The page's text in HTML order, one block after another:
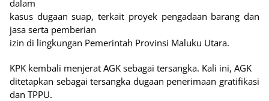
dalam
kasus dugaan suap, terkait proyek pengadaan barang dan
jasa serta pemberian
izin di lingkungan Pemerintah Provinsi Maluku Utara.
KPK kembali menjerat AGK sebagai tersangka. Kali ini, AGK
ditetapkan sebagai tersangka dugaan penerimaan gratifikasi
dan TPPU.